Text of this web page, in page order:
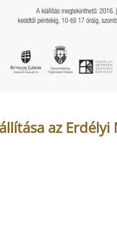
az Erdélyi